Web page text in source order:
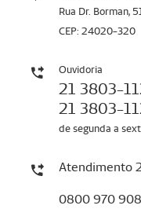
Rua Dr. Borman,
CEP: 24020-320
Ouvidoria
21 3803-
21 3803-
de segunda a
Atendimento
0800 970